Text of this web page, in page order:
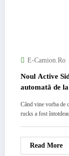
E-Camion.ro
Noul Active
automată de
Când vine vorba de
rucks a fost
Read More